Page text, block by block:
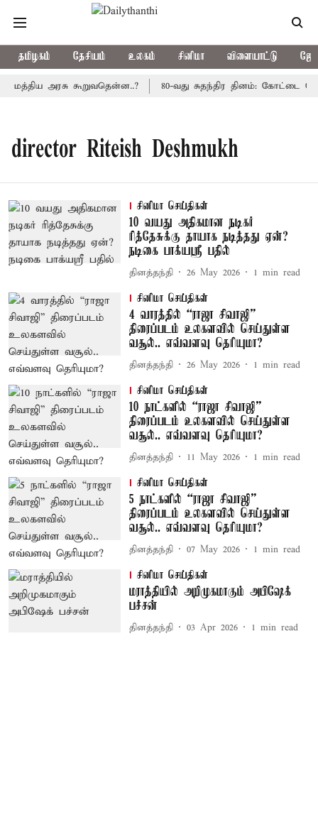
தமிழகம் தேசியம் உலகம் சினிமா விளையாட்டு
மத்திய அரசு கூறுவதென்ன..? 80-வது சுதந்திர தினம்: கோட்டை
director Riteish Deshmukh
சினிமா செய்திகள்
10 வயது அதிகமான நடிகர்
ரித்தேசுக்கு தாயாக நடித்தது ஏன்?
நடிகை பாக்யஸ்ரீ பதில்
தினத்தந்தி 26 May 2026 1 min read
சினிமா செய்திகள்
4 வாரத்தில் “ராஜா சிவாஜி”
திரைப்படம் உலகளவில் செய்துள்ள
வசூல்.. எவ்வளவு தெரியுமா?
தினத்தந்தி 26 May 2026 1 min read
சினிமா செய்திகள்
10 நாட்களில் “ராஜா சிவாஜி”
திரைப்படம் உலகளவில் செய்துள்ள
வசூல்.. எவ்வளவு தெரியுமா?
தினத்தந்தி 11 May 2026 1 min read
சினிமா செய்திகள்
5 நாட்களில் “ராஜா சிவாஜி”
திரைப்படம் உலகளவில் செய்துள்ள
வசூல்.. எவ்வளவு தெரியுமா?
தினத்தந்தி 07 May 2026 1 min read
சினிமா செய்திகள்
மராத்தியில் அறிமுகமாகும் அபிஷேக்
பச்சன்
தினத்தந்தி 03 Apr 2026 1 min read